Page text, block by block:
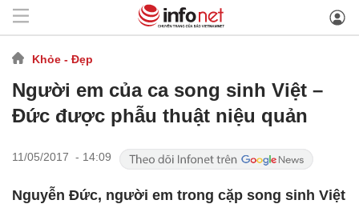
Khỏe - Đẹp
Người em của ca song sinh Việt –
Đức được phẫu thuật niệu quản
11/05/2017 - 14:09
Nguyễn Đức, người em trong cặp song sinh Việt